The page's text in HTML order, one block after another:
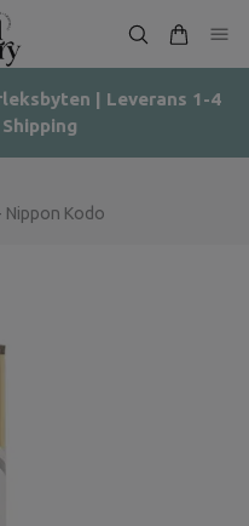
| Leverans 1-4
Nippon Kodo